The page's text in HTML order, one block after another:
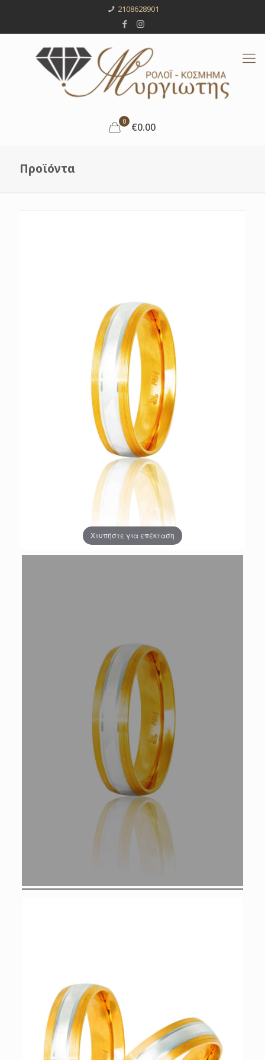
2108628901
0 €0.00
Προϊόντα
Χτυπήστε για επέκταση